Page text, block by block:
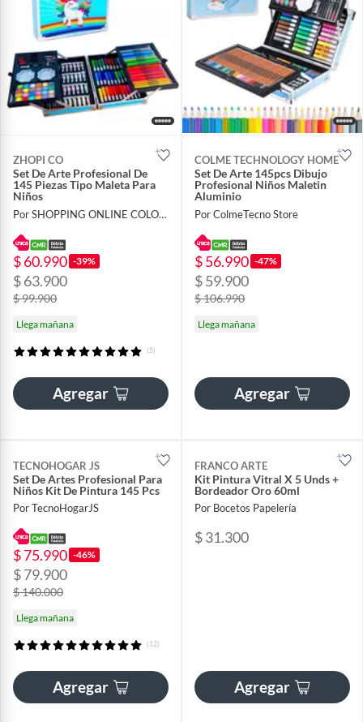
ZHOPI CO
Set De Arte Profesional De
145 Piezas Tipo Maleta Para
Niños
Por SHOPPING ONLINE COLOMBIA SAS
$ 60.990 -39%
$ 63.900
$ 99.900
Llega mañana
(5)
Agregar
COLME TECHNOLOGY HOME
Set De Arte 145pcs Dibujo
Profesional Niños Maletin
Aluminio
Por ColmeTecno Store
$ 56.990 -47%
$ 59.900
$ 106.990
Llega mañana
Agregar
TECNOHOGAR JS
Set De Artes Profesional Para
Niños Kit De Pintura 145 Pcs
Por TecnoHogarJS
$ 75.990 -46%
$ 79.900
$ 140.000
Llega mañana
(12)
Agregar
FRANCO ARTE
Kit Pintura Vitral X 5 Unds +
Bordeador Oro 60ml
Por Bocetos Papelería
$ 31.300
Agregar